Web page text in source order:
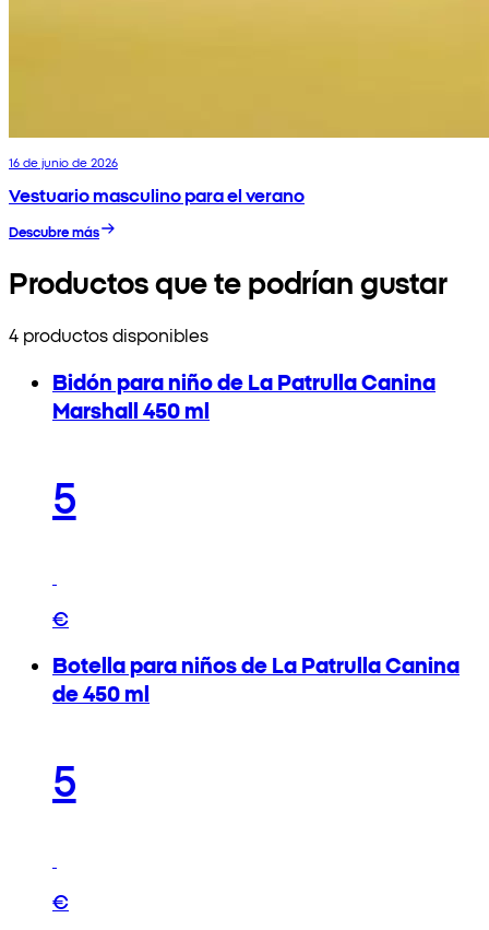
16 de junio de 2026
Vestuario masculino para el verano
Descubre más
Productos que te podrían gustar
4 productos disponibles
Bidón para niño de La Patrulla Canina
Marshall 450 ml
5
€
Botella para niños de La Patrulla Canina
de 450 ml
5
€